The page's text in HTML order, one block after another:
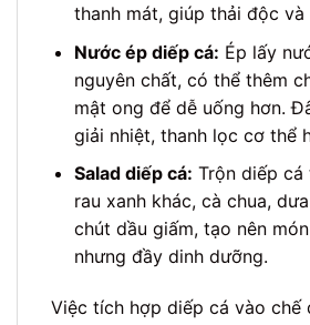
thanh mát, giúp thải độc và
Nước ép diếp cá: Ép lấy
nguyên chất, có thể thêm
mật ong để dễ uống hơn.
giải nhiệt, thanh lọc cơ thể
Salad diếp cá: Trộn diếp
rau xanh khác, cà chua,
chút dầu giấm, tạo nên
nhưng đầy dinh dưỡng.
Việc tích hợp diếp cá vào chế